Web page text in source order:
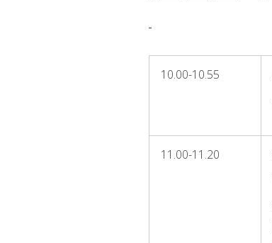
10.00-10.55
11.00-11.20